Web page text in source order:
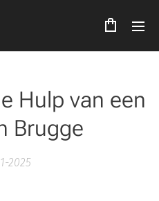
Hulp van een
Brugge
2025